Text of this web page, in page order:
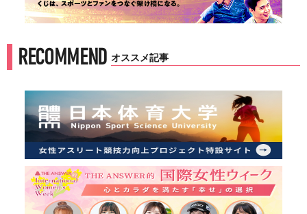
RECOMMEND オススメ記事